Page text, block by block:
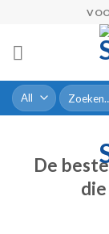
content
Zoeken
naar:
De